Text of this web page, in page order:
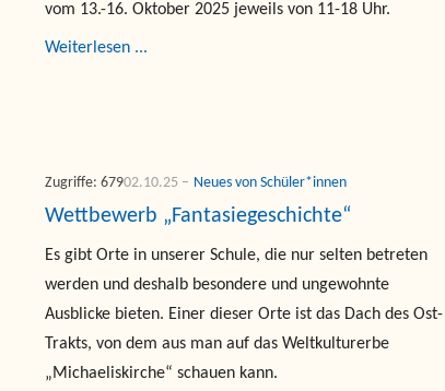
vom 13.-16. Oktober 2025 jeweils von 11-18 Uhr.
Weiterlesen ...
Wettbewerb „Fantasiegeschichte“
Es gibt Orte in unserer Schule, die nur selten betreten
werden und deshalb besondere und ungewohnte
Ausblicke bieten. Einer dieser Orte ist das Dach des Ost-
Trakts, von dem aus man auf das Weltkulturerbe
„Michaeliskirche“ schauen kann.
Neues von Schüler*innen
02.10.25
Zugriffe: 679